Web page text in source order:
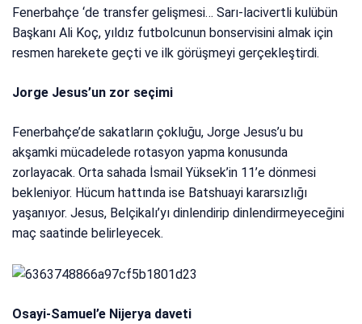
Fenerbahçe ‘de transfer gelişmesi… Sarı-lacivertli kulübün
Başkanı Ali Koç, yıldız futbolcunun bonservisini almak için
resmen harekete geçti ve ilk görüşmeyi gerçekleştirdi.
Jorge Jesus’un zor seçimi
Fenerbahçe’de sakatların çokluğu, Jorge Jesus’u bu
akşamki mücadelede rotasyon yapma konusunda
zorlayacak. Orta sahada İsmail Yüksek’in 11’e dönmesi
bekleniyor. Hücum hattında ise Batshuayi kararsızlığı
yaşanıyor. Jesus, Belçikalı’yı dinlendirip dinlendirmeyeceğini
maç saatinde belirleyecek.
Osayi-Samuel’e Nijerya daveti